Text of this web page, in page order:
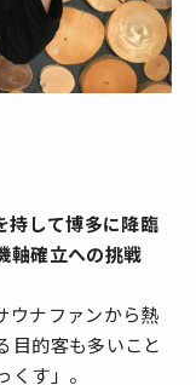
持して博多に降臨
軸確立への挑戦
ウナファンから熱
目的客も多いこと
す」。